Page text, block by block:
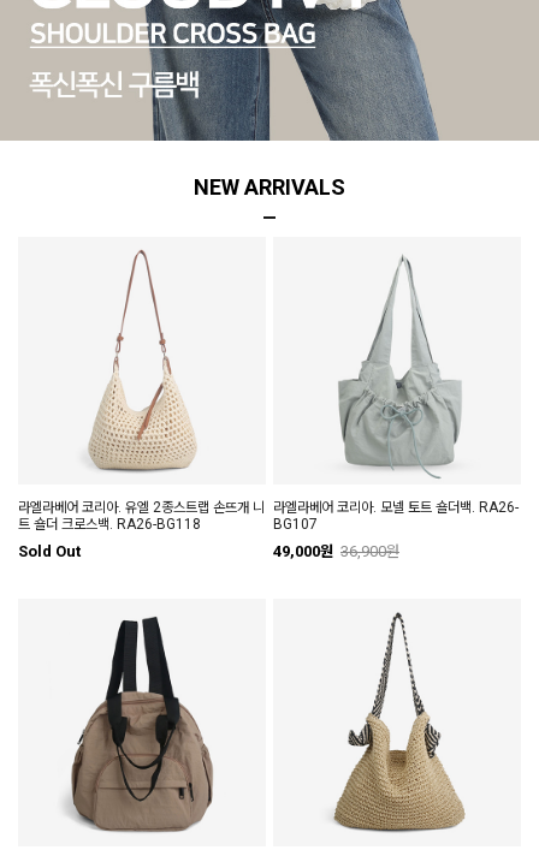
NEW ARRIVALS
라엘라베어 코리아. 유엘 2종스트랩 손뜨개 니
트 숄더 크로스백. RA26-BG118
Sold Out
라엘라베어 코리아. 모넬 토트 숄더백. RA26-
BG107
49,000원 36,900원